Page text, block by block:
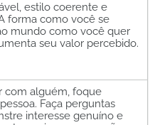
estilo coerente e
forma como você se
mundo como você quer
seu valor percebido.
com alguém, foque
Faça perguntas
interesse genuíno e